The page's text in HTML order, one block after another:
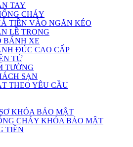
TAY
CHÁY
TIỀN VÀO NGĂN KÉO
LỀ TRONG
BÁNH XE
ĐÚC CAO CẤP
TỬ
TƯỜNG
SẠN
THEO YÊU CẦU
KHÓA BẢO MẬT
CHÁY KHÓA BẢO MẬT
TIỀN